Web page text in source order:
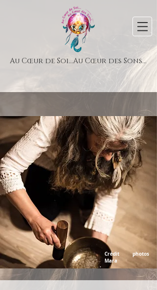
Au Cœur de Soi...Au Cœur des Sons...
Crédit photos
Mara